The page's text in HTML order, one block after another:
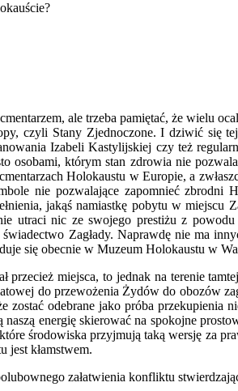
ale trzeba pamiętać, że wielu
czyli Stany Zjednoczone. I dziwić
Izabeli Kastylijskiej czy też
osobami, którym stan zdrowia nie
Holokaustu w Europie, a
nie pozwalające zapomnieć zbrodni
jakąś namiastkę pobytu w
utraci nic ze swojego prestiżu z
Zagłady. Naprawdę nie ma
się obecnie w Muzeum Holokaustu w
miejsca, to jednak na terenie
do przewożenia Żydów do obozów
odebrane jako próba
energię skierować na spokojne
środowiska przyjmują taką wersję za
jest kłamstwem.
załatwienia konfliktu